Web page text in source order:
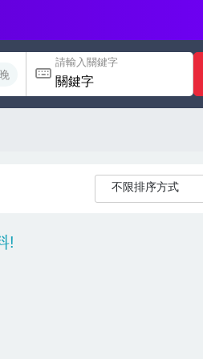
請輸入關鍵字
不限排序方式
!